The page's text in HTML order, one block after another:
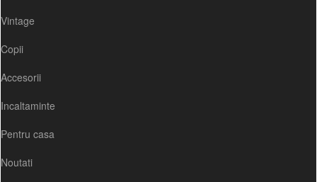
Vintage
Copii
Accesorii
Incaltaminte
Pentru casa
Noutati